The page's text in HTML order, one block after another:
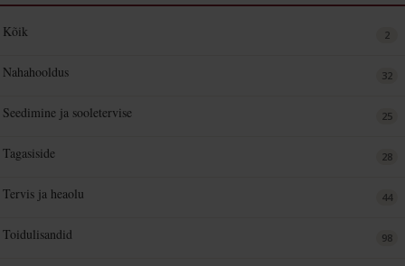
Kõik 2
Nahahooldus 32
Seedimine ja sooletervise 25
Tagasiside 28
Tervis ja heaolu 44
Toidulisandid 98